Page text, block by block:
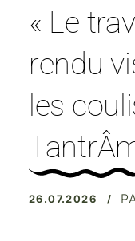
« Le
rendu
les
26.07.2026 /